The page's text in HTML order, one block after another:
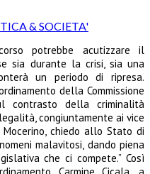
& SOCIETA'
corso potrebbe acutizzare il
sia durante la crisi, sia una
un periodo di ripresa.
della Commissione
contrasto della criminalità
congiuntamente ai vice
chiedo allo Stato di
malavitosi, dando piena
che ci compete.” Così